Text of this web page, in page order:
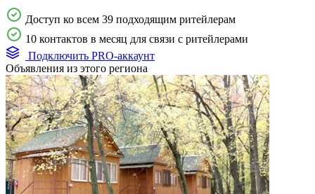
Доступ ко всем 39 подходящим ритейлерам
10 контактов в месяц для связи с ритейлерами
Подключить PRO-аккаунт
Объявления из этого региона